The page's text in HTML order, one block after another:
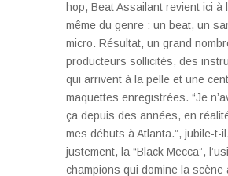
hop, Beat Assailant revient ici à
même du genre : un beat, un
micro. Résultat, un grand
producteurs sollicités, des
qui arrivent à la pelle et une
maquettes enregistrées. “Je
ça depuis des années, en
mes débuts à Atlanta.”, jubile-t-
justement, la “Black Mecca”,
champions qui domine la scène